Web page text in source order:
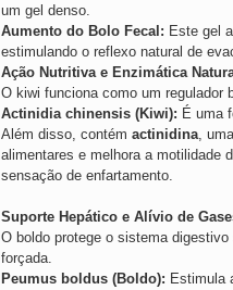
um gel denso.
Aumento do Bolo Fecal: Este gel
estimulando o reflexo natural de
Ação Nutritiva e Enzimática
O kiwi funciona como um regulador
Actinidia chinensis (Kiwi): É uma
Além disso, contém actinidina,
alimentares e melhora a motilidade
sensação de enfartamento.
Suporte Hepático e Alívio de
O boldo protege o sistema
forçada.
Peumus boldus (Boldo): Estimula